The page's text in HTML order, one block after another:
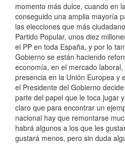
momento más dulce, cuando en
conseguido una amplia mayoría
las elecciones que más
Partido Popular, unos diez
el PP en toda España, y por lo
Gobierno se están haciendo
economía, en el mercado
presencia en la Unión Europea y
el Presidente del Gobierno
parte del papel que le toca jugar
claro que para encontrar un
nacional hay que remontarse
habrá algunos a los que les
gustará menos, pero sin duda